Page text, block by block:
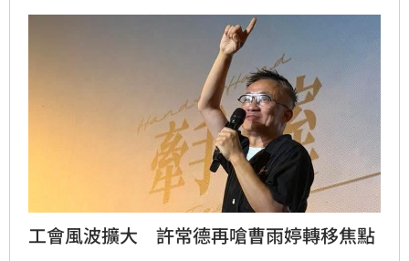
工會風波擴大　許常德再嗆曹雨婷轉移焦點